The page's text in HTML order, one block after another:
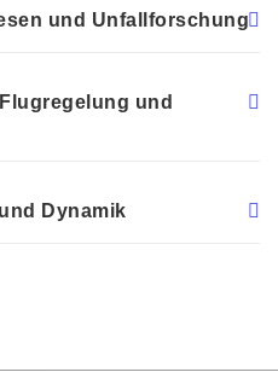
und Unfallforschung
und
Dynamik